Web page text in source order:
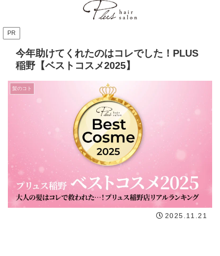
PR
今年助けてくれたのはコレでした！PLUS
稲野【ベストコスメ2025】
髪のコト
2025.11.21